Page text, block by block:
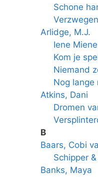
Schone
Verzwegen
Arlidge, M.J.
Iene
Kom je
Niemand
Nog lange
Atkins, Dani
Dromen
B
Baars, Cobi
Schipper
Banks, Maya